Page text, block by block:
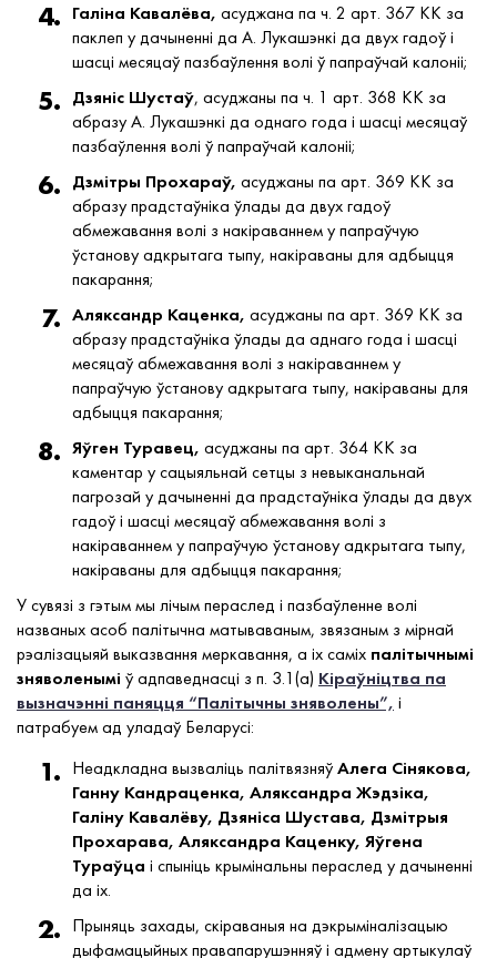
Галіна Кавалёва, асуджана па ч. 2 арт. 367 КК за
паклеп у дачыненні да А. Лукашэнкі да двух гадоў і
шасці месяцаў пазбаўлення волі ў папраўчай калоніі;
Дзяніс Шустаў, асуджаны па ч. 1 арт. 368 КК за
абразу А. Лукашэнкі да однаго года і шасці месяцаў
пазбаўлення волі ў папраўчай калоніі;
Дзмітры Прохараў, асуджаны па арт. 369 КК за
абразу прадстаўніка ўлады да двух гадоў
абмежавання волі з накіраваннем у папраўчую
ўстанову адкрытага тыпу, накіраваны для адбыцця
пакарання;
Аляксандр Каценка, асуджаны па арт. 369 КК за
абразу прадстаўніка ўлады да аднаго года і шасці
месяцаў абмежавання волі з накіраваннем у
папраўчую ўстанову адкрытага тыпу, накіраваны для
адбыцця пакарання;
Яўген Туравец, асуджаны па арт. 364 КК за
каментар у сацыяльнай сетцы з невыканальнай
пагрозай у дачыненні да прадстаўніка ўлады да двух
гадоў і шасці месяцаў абмежавання волі з
накіраваннем у папраўчую ўстанову адкрытага тыпу,
накіраваны для адбыцця пакарання;
У сувязі з гэтым мы лічым пераслед і пазбаўленне волі
названых асоб палітычна матываваным, звязаным з мірнай
рэалізацыяй выказвання меркавання, а іх саміх палітычнымі
зняволенымі ў адпаведнасці з п. 3.1(а) Кіраўніцтва па
вызначэнні паняцця “Палітычны зняволены”, і
патрабуем ад уладаў Беларусі:
Неадкладна вызваліць палітвязняўАлега Сінякова,
Ганну Кандраценка, Аляксандра Жэдзіка,
Галіну Кавалёву, Дзяніса Шустава, Дзмітрыя
Прохарава, Аляксандра Каценку, Яўгена
Тураўца і спыніць крымінальны пераслед у дачыненні
да іх.
Прыняць захады, скіраваныя на дэкрыміналізацыю
дыфамацыйных правапарушэнняў і адмену артыкулаў